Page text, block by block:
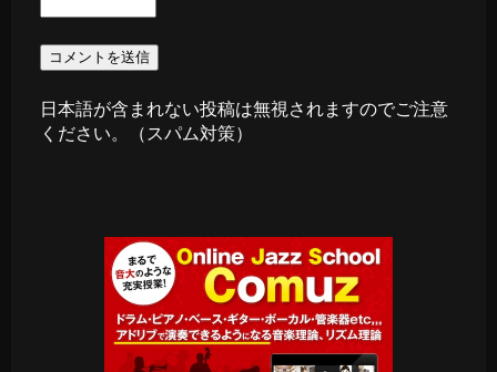
日本語が含まれない投稿は無視されますのでご注意
ください。（スパム対策）